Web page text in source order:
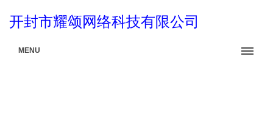
开封市耀颂网络科技有限公司
MENU